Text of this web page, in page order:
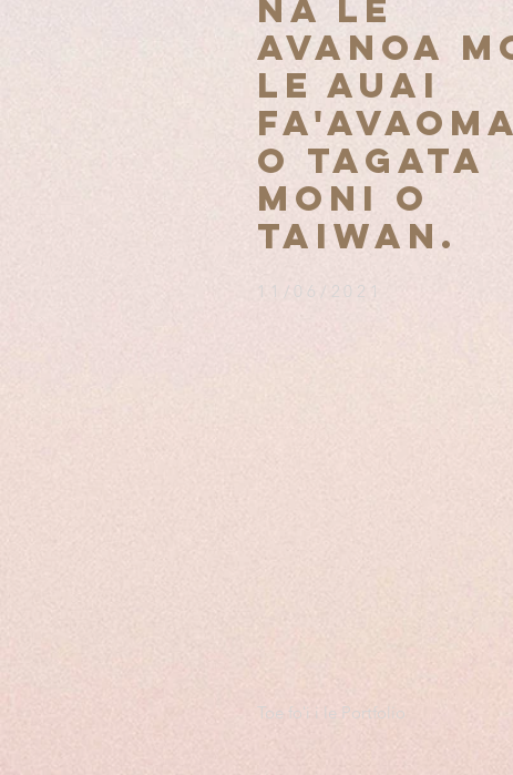
na le
avanoa
le auai
o tagata
moni o
Taiwan.
11/06/2021
Toe foʻi i le Portfolio